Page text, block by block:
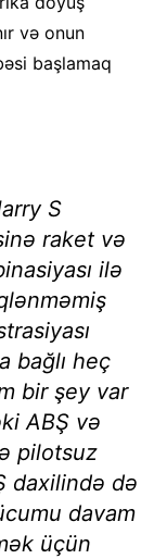
və onun
başlamaq
S
raket və
ilə
bağlı heç
bir şey var
ABŞ və
pilotsuz
daxilində də
davam
üçün